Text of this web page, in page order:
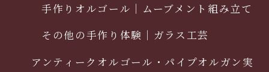
手作りオルゴール｜ムーブメント組み立て
その他の手作り体験｜ガラス工芸
アンティークオルゴール・パイプオルガン実